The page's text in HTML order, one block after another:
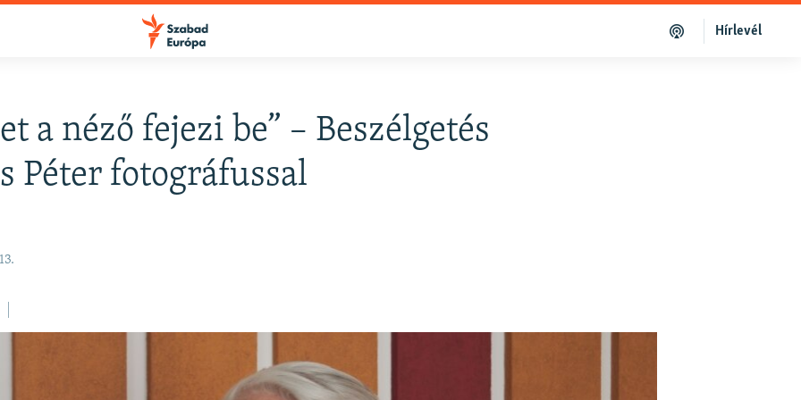
Hírlevél
a néző fejezi be” – Beszélgetés
Péter fotográfussal